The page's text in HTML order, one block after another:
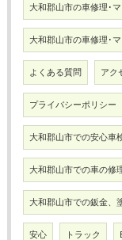
大和郡山市の車修理･
大和郡山市の車修理･
よくある質問 アク
プライバシーポリシー
大和郡山市での安心車
大和郡山市での車の修
大和郡山市での鈑金、
安心 トラック